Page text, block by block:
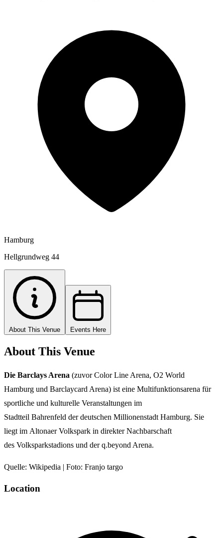
Hamburg
Hellgrundweg 44
About This Venue Events Here
About This Venue
Die Barclays Arena (zuvor Color Line Arena, O2 World
Hamburg und Barclaycard Arena) ist eine Multifunktionsarena für
sportliche und kulturelle Veranstaltungen im
Stadtteil Bahrenfeld der deutschen Millionenstadt Hamburg. Sie
liegt im Altonaer Volkspark in direkter Nachbarschaft
des Volksparkstadions und der q.beyond Arena.
Quelle: Wikipedia | Foto: Franjo targo
Location